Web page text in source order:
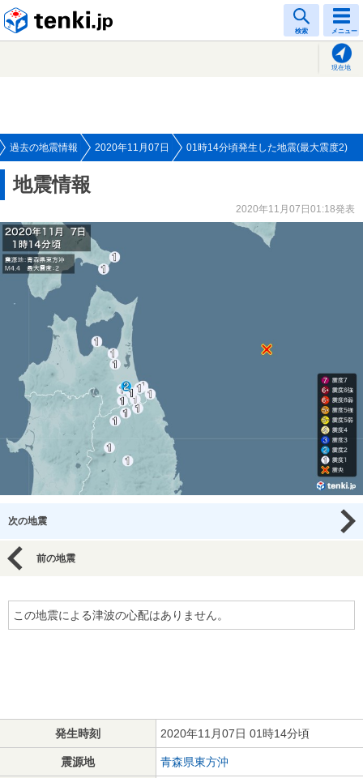
検索 メニュー
現在地
過去の地震情報 2020年11月07日 01時14分頃発生した地震(最大震度2)
地震情報
2020年11月07日01:18発表
次の地震
前の地震
この地震による津波の心配はありません。
発生時刻 2020年11月07日 01時14分頃
震源地 青森県東方沖